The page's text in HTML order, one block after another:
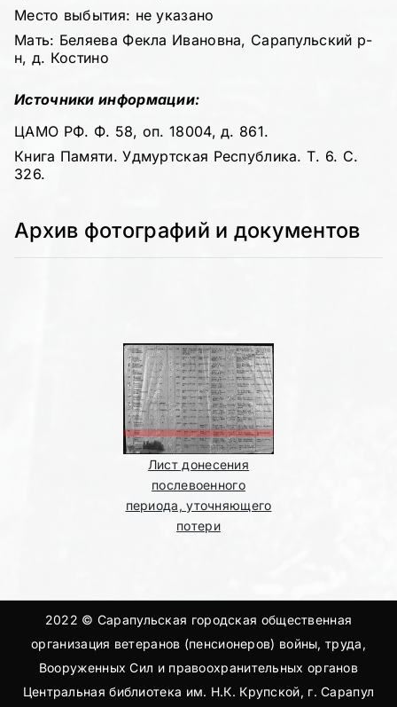
Место выбытия: не указано
Мать: Беляева Фекла Ивановна, Сарапульский р-
н, д. Костино
Источники информации:
ЦАМО РФ. Ф. 58, оп. 18004, д. 861.
Книга Памяти. Удмуртская Республика. Т. 6. С.
326.
Архив фотографий и документов
Лист донесения
послевоенного
периода, уточняющего
потери
2022 © Сарапульская городская общественная
организация ветеранов (пенсионеров) войны, труда,
Вооруженных Сил и правоохранительных органов
Центральная библиотека им. Н.К. Крупской, г. Сарапул